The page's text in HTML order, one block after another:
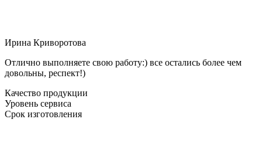
Ирина Криворотова
Отлично выполняете свою работу:) все остались более чем
довольны, респект!)
Качество продукции
Уровень сервиса
Срок изготовления